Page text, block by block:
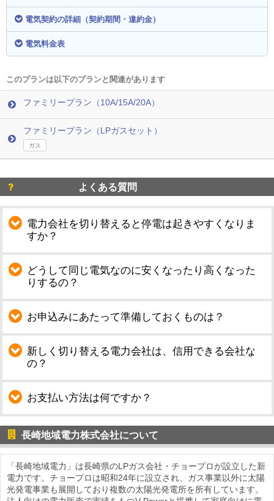
電気契約の詳細（契約期間・違約金）
電気料金表
このプランは以下のプランと関連があります
ファミリープラン（10A/15A/20A）
ファミリープラン（LPガスセット）
ガス
よくある質問
電力会社を切り替えると停電は起きやすくなりま
すか？
どうして同じ電気なのに安くなったり高くなった
りするの？
お申込みにあたって準備しておくものは？
新しく切り替える電力会社は、信用できる会社な
の？
お支払い方法は何ですか？
長崎地域電力株式会社について
「長崎地域電力」は長崎県のLPガス会社・チョープロが設立した新
電力です。チョープロは昭和24年に設立され、ガス事業以外に太陽
光発電事業も展開しており複数の太陽光発電所を所有しています。